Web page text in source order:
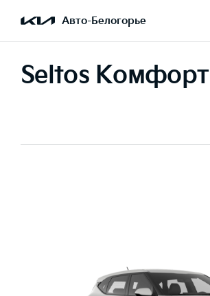
Авто-Белогорье
Seltos Комфорт